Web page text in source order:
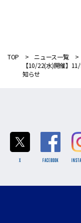
TOP
ニュース一覧
【10/22(水)開催】
知らせ
X FACEBOOK